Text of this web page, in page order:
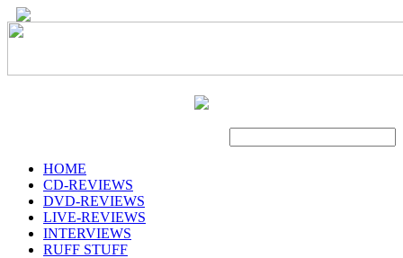
HOME
CD-REVIEWS
DVD-REVIEWS
LIVE-REVIEWS
INTERVIEWS
RUFF STUFF